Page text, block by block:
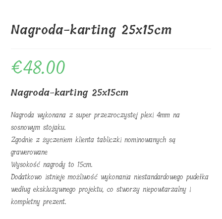
Nagroda-karting 25x15cm
€48.00
Nagroda-karting 25x15cm
Nagroda wykonana z super przezroczystej plexi 4mm na
sosnowym stojaku.
Zgodnie z życzeniem klienta tabliczki nominowanych są
grawerowane
Wysokość nagrody to 15cm.
Dodatkowo istnieje możliwość wykonania niestandardowego pudełka
według ekskluzywnego projektu, co stworzy niepowtarzalny i
kompletny prezent.